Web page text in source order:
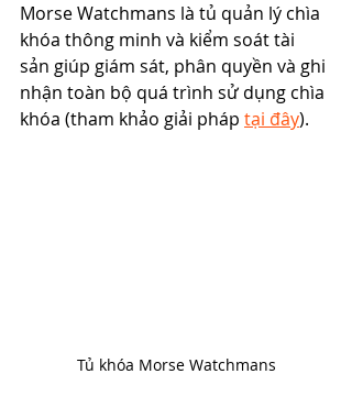
Morse Watchmans là tủ quản lý chìa
khóa thông minh và kiểm soát tài
sản giúp giám sát, phân quyền và ghi
nhận toàn bộ quá trình sử dụng chìa
khóa (tham khảo giải pháp tại đây).
Tủ khóa Morse Watchmans